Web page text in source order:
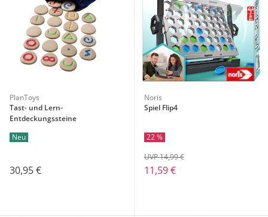
PlanToys
Tast- und Lern-
Entdeckungssteine
Neu
30,95 €
Noris
Spiel Flip4
22 %
11,59 €
UVP 14,99 €